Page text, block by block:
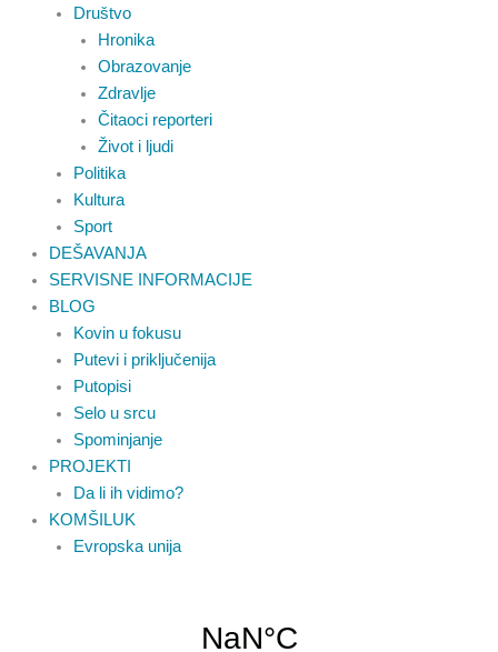
Društvo
Hronika
Obrazovanje
Zdravlje
Čitaoci reporteri
Život i ljudi
Politika
Kultura
Sport
DEŠAVANJA
SERVISNE INFORMACIJE
BLOG
Kovin u fokusu
Putevi i priključenija
Putopisi
Selo u srcu
Spominjanje
PROJEKTI
Da li ih vidimo?
KOMŠILUK
Evropska unija